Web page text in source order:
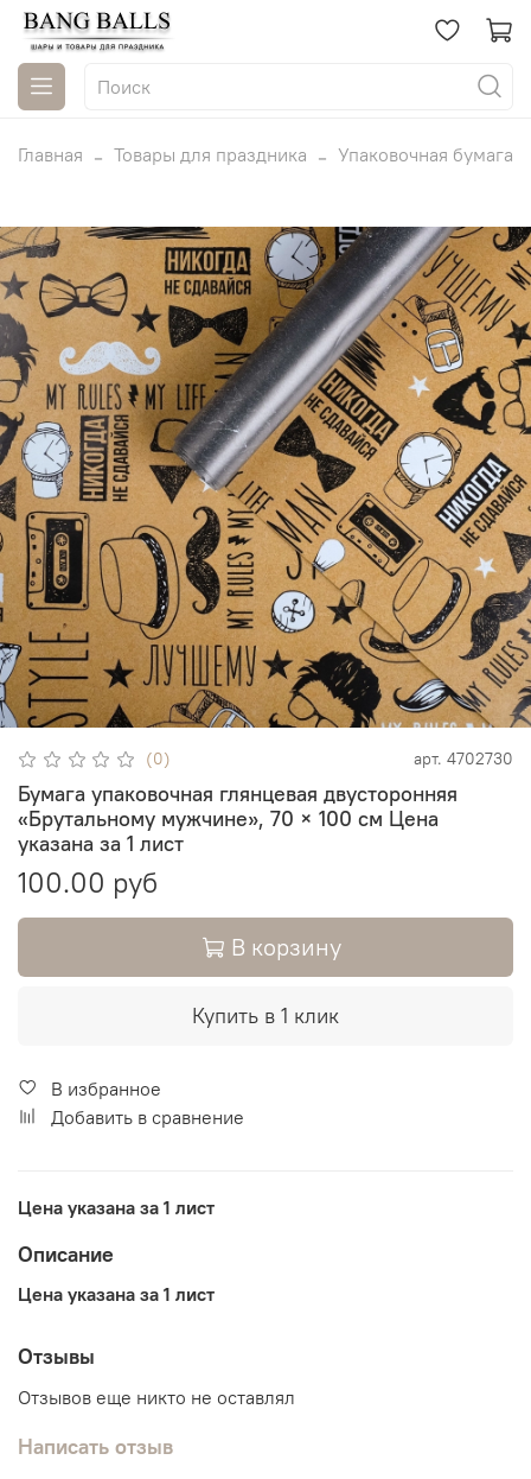
Главная Товары для праздника Упаковочная бумага
(0) арт. 4702730
Бумага упаковочная глянцевая двусторонняя
«Брутальному мужчине», 70 × 100 см Цена
указана за 1 лист
100.00 руб
В корзину
Купить в 1 клик
В избранное
Добавить в сравнение
Цена указана за 1 лист
Описание
Цена указана за 1 лист
Отзывы
Отзывов еще никто не оставлял
Написать отзыв